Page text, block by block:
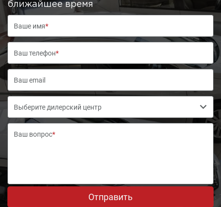
ближайшее время
Ваше имя*
Ваш телефон*
Выберите дилерский центр
Ваш вопрос*
Отправить